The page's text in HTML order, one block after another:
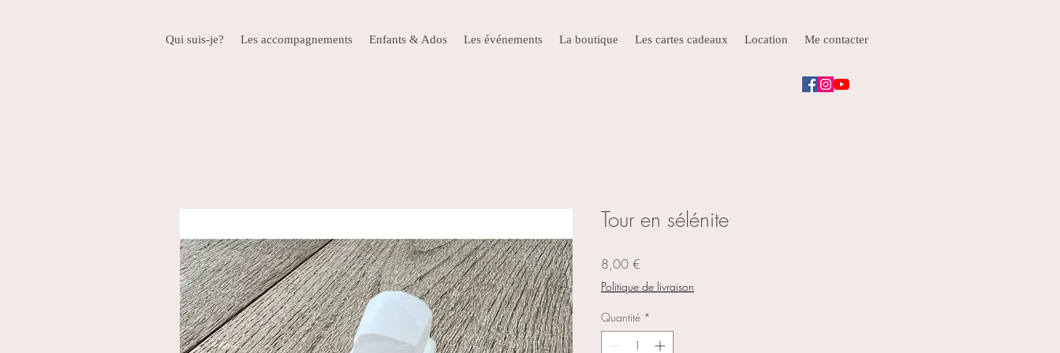
Qui suis-je? Les accompagnements Enfants & Ados Les événements La boutique Les cartes cadeaux Location Me contacter
Tour en sélénite
8,00 €
Politique de livraison
Quantité *